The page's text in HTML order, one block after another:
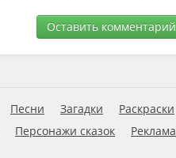
Оставить комментарий
Песни Загадки Раскраски
Персонажи сказок Реклама